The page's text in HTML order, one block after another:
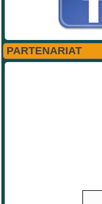
PARTENARIAT